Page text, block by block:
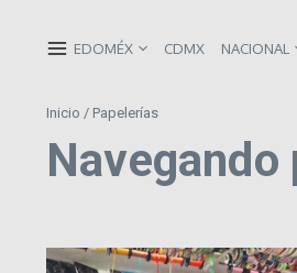
EDOMÉX CDMX NACIONAL
Inicio / Papelerías